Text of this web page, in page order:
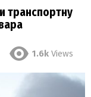
транспортну
1.6k Views